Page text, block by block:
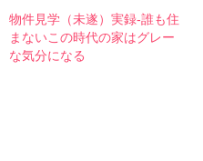
物件見学（未遂）実録-誰も住
まないこの時代の家はグレー
な気分になる